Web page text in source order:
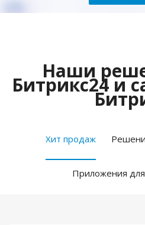
Наши
Битрикс24 и
Хит продаж
Приложения